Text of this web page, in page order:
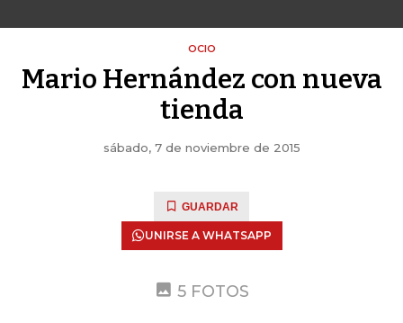
OCIO
Mario Hernández con nueva
tienda
sábado, 7 de noviembre de 2015
GUARDAR
UNIRSE A WHATSAPP
5 FOTOS